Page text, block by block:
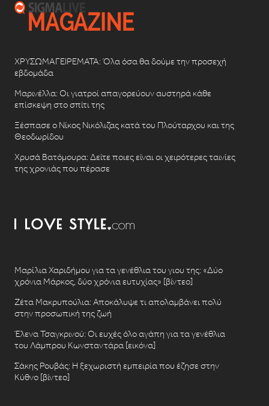
ΧΡΥΣΩΜΑΓΕΙΡΕΜΑΤΑ: Όλα όσα θα δούμε την προσεχή
εβδομάδα
Μαρινέλλα: Οι γιατροί απαγορεύουν αυστηρά κάθε
επίσκεψη στο σπίτι της
Ξέσπασε ο Νίκος Νικόλιζας κατά του Πλούταρχου και της
Θεοδωρίδου
Χρυσά Βατόμουρα: Δείτε ποιες είναι οι χειρότερες ταινίες
της χρονιάς που πέρασε
Μαρίλια Χαριδήμου για τα γενέθλια του γιου της: «Δύο
χρόνια Μάρκος, δύο χρόνια ευτυχίας» [βίντεο]
Ζέτα Μακρυπούλια: Αποκάλυψε τι απολαμβάνει πολύ
στην προσωπική της ζωή
Έλενα Τσαγκρινού: Οι ευχές όλο αγάπη για τα γενέθλια
του Λάμπρου Κωνσταντάρα [εικόνα]
Σάκης Ρουβάς: Η ξεχωριστή εμπειρία που έζησε στην
Κύθνο [βίντεο]